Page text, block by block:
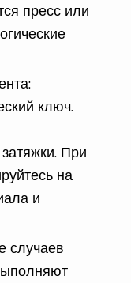
пресс или
ключ.
При
на
и
случаев